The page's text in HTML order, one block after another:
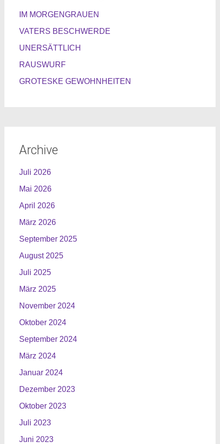
IM MORGENGRAUEN
VATERS BESCHWERDE
UNERSÄTTLICH
RAUSWURF
GROTESKE GEWOHNHEITEN
Archive
Juli 2026
Mai 2026
April 2026
März 2026
September 2025
August 2025
Juli 2025
März 2025
November 2024
Oktober 2024
September 2024
März 2024
Januar 2024
Dezember 2023
Oktober 2023
Juli 2023
Juni 2023